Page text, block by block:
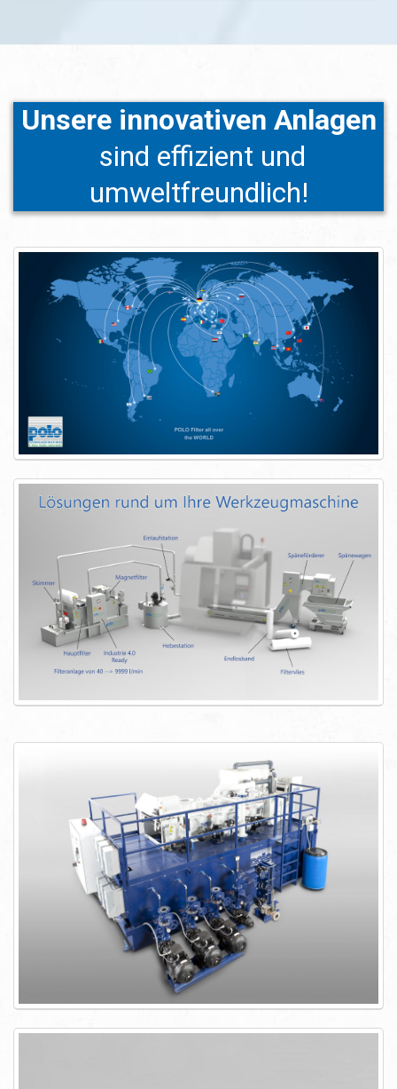
Unsere innovativen Anlagen
sind effizient und
umweltfreundlich!